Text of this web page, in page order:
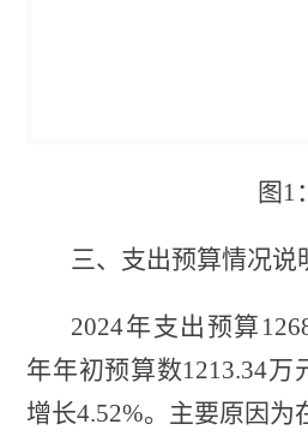
图 1
三、支出预算情况说
2024年支出预算
年年初预算数1213.34万
增长4.52%。主要原因为